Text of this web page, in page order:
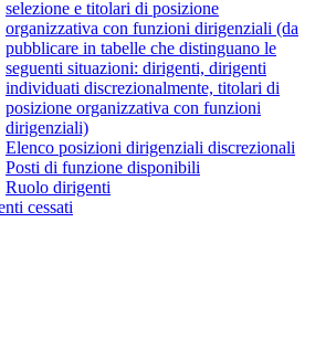
selezione e titolari di posizione
organizzativa con funzioni dirigenziali (da
pubblicare in tabelle che distinguano le
seguenti situazioni: dirigenti, dirigenti
individuati discrezionalmente, titolari di
posizione organizzativa con funzioni
dirigenziali)
Elenco posizioni dirigenziali discrezionali
Posti di funzione disponibili
Ruolo dirigenti
cessati